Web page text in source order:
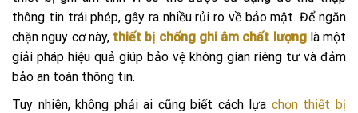
thông tin trái phép, gây ra nhiều rủi ro về bảo mật. Để ngăn
chặn nguy cơ này, thiết bị chống ghi âm chất lượnglà một
giải pháp hiệu quả giúp bảo vệ không gian riêng tư và đảm
bảo an toàn thông tin.
Tuy nhiên, không phải ai cũng biết cách lựa chọn thiết bị